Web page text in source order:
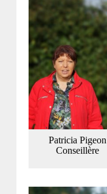
Patricia Pigeon
Conseillère